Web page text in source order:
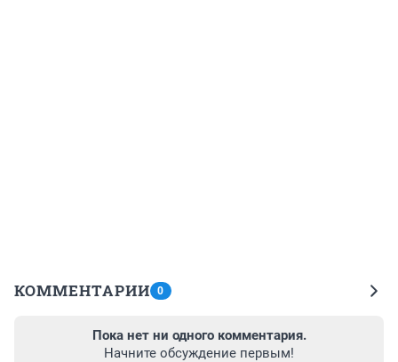
КОММЕНТАРИИ 0
Пока нет ни одного комментария.
Начните обсуждение первым!